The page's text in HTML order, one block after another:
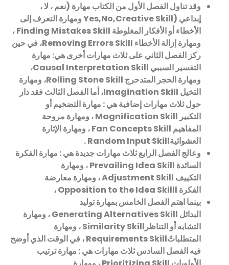
وقد تناول الفصل الأول من الكتاب مهارة (نعم ، لا ،
إبداعي (Yes,No,Creative Skill
ومهارة التعرف إلى
الأخطاء أو الأفكار المغلوطة
،
ومهارة إزالة الأخطاء
، في حين
ركز الفصل الثاني على ثلاث مهارات أخرى هي: مهارة
التفسير السببي
،
ومهارة الحجر المتدحرج
، ومهارة
التخيل
، أما الفصل الثالث فقد دار
حول ثلاث مهارات إضافية هي : مهارة التضخيم أو
التكبير
، ومهارة مروحة
المفاهيم
، ومهارة الإثارة
العشوائيةRandom Input Skill .
وعالج الفصل الرابع ثلاث مهارات جديدة هي : مهارة الفكرة
السائدة
، ومهارة
التكييف
، ومهارة معارضة
الفكرة
،
بينما اهتم الفصل الخامس بمهارة توليد
البدائل
، ومهارة
التشابه أو التناظرSimilarity Skill، ومهارة
المتطلباتٌRequirements Skill، في الوقت الذي أوضح
فيه الفصل السادس ثلاث مهارات هي : مهارة ترتيب